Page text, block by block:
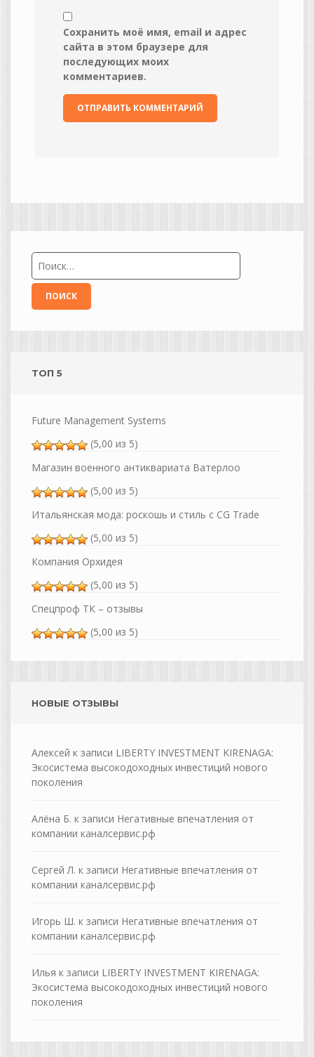
Сохранить моё имя, email и адрес
сайта в этом браузере для
последующих моих
комментариев.
ТОП 5
Future Management Systems
(5,00 из 5)
Магазин военного антиквариата Ватерлоо
(5,00 из 5)
Итальянская мода: роскошь и стиль с CG Trade
(5,00 из 5)
Компания Орхидея
(5,00 из 5)
Спецпроф ТК – отзывы
(5,00 из 5)
НОВЫЕ ОТЗЫВЫ
Алексей к записи LIBERTY INVESTMENT KIRENAGA:
Экосистема высокодоходных инвестиций нового
поколения
Алёна Б. к записи Негативные впечатления от
компании каналсервис.рф
Сергей Л. к записи Негативные впечатления от
компании каналсервис.рф
Игорь Ш. к записи Негативные впечатления от
компании каналсервис.рф
Илья к записи LIBERTY INVESTMENT KIRENAGA:
Экосистема высокодоходных инвестиций нового
поколения